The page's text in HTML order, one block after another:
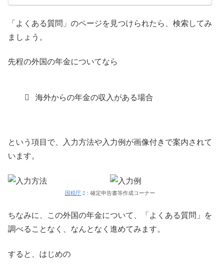
「よくある質問」のページを見つけられたら、検索してみ
ましょう。
先程の外国の年金についてなら
海外からの年金の収入がある場合
という項目で、入力方法や入力例が画像付きで案内されて
います。
国税庁 ：確定申告書等作成コーナー
ちなみに、この外国の年金について、「よくある質問」を
調べることなく、なんとなく進めてみます。
すると、はじめの